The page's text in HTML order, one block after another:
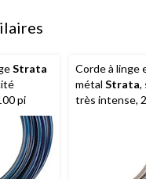
Strata
pi
Corde à linge
métal Strata,
très intense,